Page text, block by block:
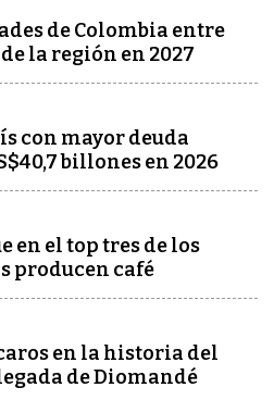
de Colombia entre
la región en 2027
con mayor deuda
billones en 2026
en el top tres de los
producen café
en la historia del
de Diomandé